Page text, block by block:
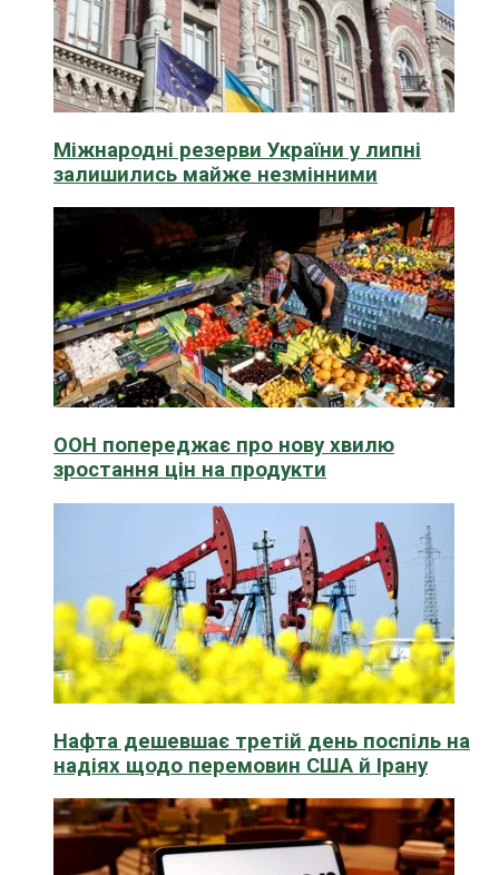
Міжнародні резерви України у липні
залишились майже незмінними
ООН попереджає про нову хвилю
зростання цін на продукти
Нафта дешевшає третій день поспіль на
надіях щодо перемовин США й Ірану